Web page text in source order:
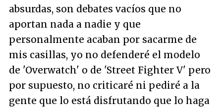
absurdas, son debates vacíos que no
aportan nada a nadie y que
personalmente acaban por sacarme de
mis casillas, yo no defenderé el modelo
de 'Overwatch' o de 'Street Fighter V' pero
por supuesto, no criticaré ni pediré a la
gente que lo está disfrutando que lo haga